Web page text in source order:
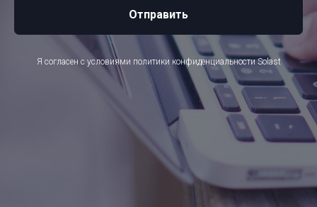
Отправить
Я согласен с условиями политики конфиденциальности Solast